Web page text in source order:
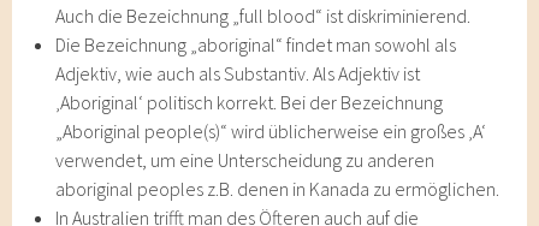
Auch die Bezeichnung „full blood“ ist diskriminierend.
Die Bezeichnung „aboriginal“ findet man sowohl als
Adjektiv, wie auch als Substantiv. Als Adjektiv ist
‚Aboriginal‘ politisch korrekt. Bei der Bezeichnung
„Aboriginal people(s)“ wird üblicherweise ein großes ‚A‘
verwendet, um eine Unterscheidung zu anderen
aboriginal peoples z.B. denen in Kanada zu ermöglichen.
In Australien trifft man des Öfteren auch auf die